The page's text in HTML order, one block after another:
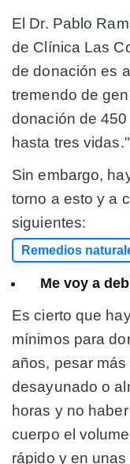
El Dr. Pablo
de Clínica Las
de donación es
tremendo de
donación de
hasta tres vidas."
Sin embargo,
torno a esto y a
siguientes:
Remedios
Me voy a
Es cierto que
mínimos para
años, pesar
desayunado o
horas y no
cuerpo el
rápido y en